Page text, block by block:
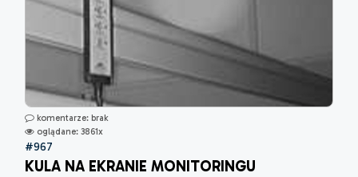
komentarze: brak
oglądane: 3861x
#967
KULA NA EKRANIE MONITORINGU